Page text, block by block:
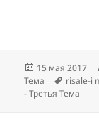
Опубликовано
15 мая 2017
Тема
Метки
risale-i
- Третья Тема